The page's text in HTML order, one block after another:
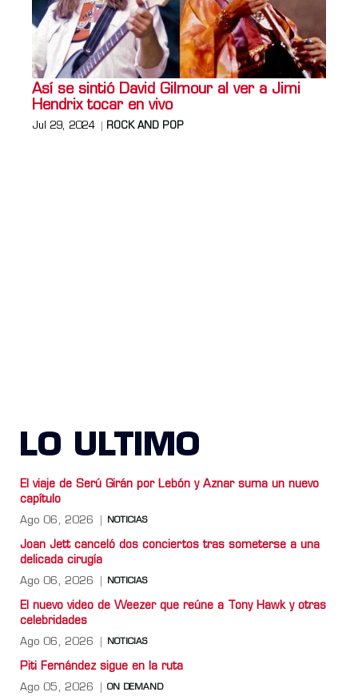
Así se sintió David Gilmour al ver a Jimi
Hendrix tocar en vivo
Jul 29, 2024 ROCK AND POP
LO ULTIMO
El viaje de Serú Girán por Lebón y Aznar suma un nuevo
capítulo
Ago 06, 2026 NOTICIAS
Joan Jett canceló dos conciertos tras someterse a una
delicada cirugía
Ago 06, 2026 NOTICIAS
El nuevo video de Weezer que reúne a Tony Hawk y otras
celebridades
Ago 06, 2026 NOTICIAS
Piti Fernández sigue en la ruta
Ago 05, 2026 ON DEMAND